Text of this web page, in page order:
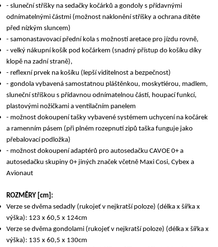
- sluneční stříšky na sedačky kočárků a gondoly s přídavnými
odnímatelnými částmi (možnost naklonění stříšky a ochrana dítěte
před nízkým sluncem)
- samonastavovací přední kola s možností aretace pro jízdu rovně,
- velký nákupní košík pod kočárkem (snadný přístup do košíku díky
klopě na zadní straně),
- reflexní prvek na košíku (lepší viditelnost a bezpečnost)
- gondola vybavená samostatnou pláštěnkou, moskytiérou, madlem,
sluneční stříškou s přídavnou odnímatelnou částí, houpací funkcí,
plastovými nožičkami a ventilačním panelem
- možnost dokoupení tašky vybavené systémem uchycení na kočárek
a ramenním pásem (při plném rozepnutí zipů taška funguje jako
přebalovací podložka)
- možnost dokoupení adaptérů pro autosedačku CAVOE 0+ a
autosedačku skupiny 0+ jiných značek včetně Maxi Cosi, Cybex a
Avionaut
ROZMĚRY [cm]:
Verze se dvěma sedadly (rukojeť v nejkratší poloze) (délka x šířka x
výška): 123 x 60,5 x 124cm
Verze se dvěma gondolami (rukojeť v nejkratší poloze) (délka x šířka x
výška): 135 x 60,5 x 130cm